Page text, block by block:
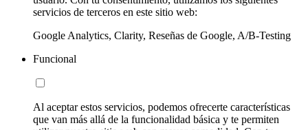
servicios de terceros en este sitio web:
Google Analytics, Clarity, Reseñas de Google, A/B-Testing
Funcional
Al aceptar estos servicios, podemos ofrecerte características
que van más allá de la funcionalidad básica y te permiten